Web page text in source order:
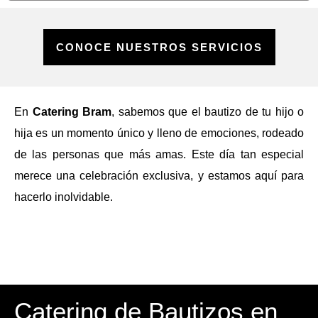
CONOCE NUESTROS SERVICIOS
En Catering Bram, sabemos que el bautizo de tu hijo o
hija es un momento único y lleno de emociones, rodeado
de las personas que más amas. Este día tan especial
merece una celebración exclusiva, y estamos aquí para
hacerlo inolvidable.
Catering de Bautizos en